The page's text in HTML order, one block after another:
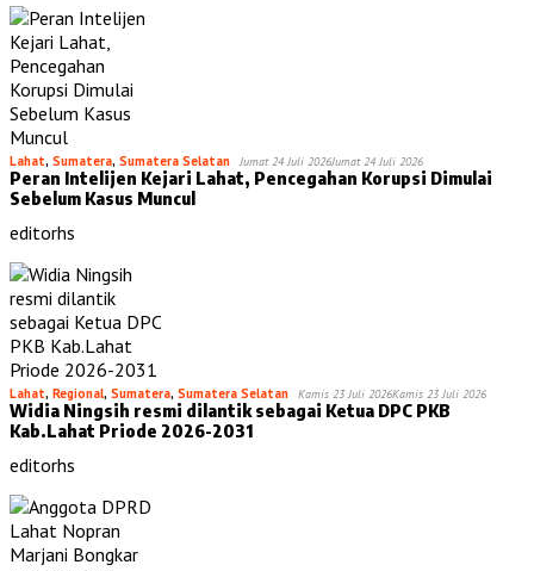
Lahat, Sumatera, Sumatera Selatan Jumat 24 Juli 2026Jumat 24 Juli 2026
Peran Intelijen Kejari Lahat, Pencegahan Korupsi Dimulai
Sebelum Kasus Muncul
editorhs
Lahat, Regional, Sumatera, Sumatera Selatan Kamis 23 Juli 2026Kamis 23 Juli 2026
Widia Ningsih resmi dilantik sebagai Ketua DPC PKB
Kab.Lahat Priode 2026-2031
editorhs